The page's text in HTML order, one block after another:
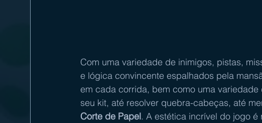
Com uma variedade de inimigos, pistas,
e lógica convincente espalhados pela
em cada corrida, bem como uma
seu kit, até resolver quebra-cabeças, até
Corte de Papel. A estética incrível do jogo